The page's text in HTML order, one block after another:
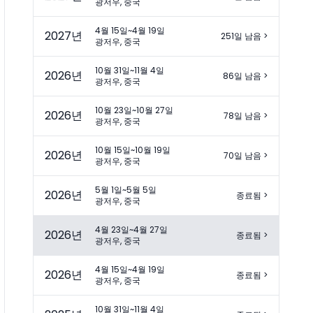
2027년
4월 15일~4월 19일
광저우, 중국
251일 남음 >
2026년
10월 31일~11월 4일
광저우, 중국
86일 남음 >
2026년
10월 23일~10월 27일
광저우, 중국
78일 남음 >
2026년
10월 15일~10월 19일
광저우, 중국
70일 남음 >
2026년
5월 1일~5월 5일
광저우, 중국
종료됨 >
2026년
4월 23일~4월 27일
광저우, 중국
종료됨 >
2026년
4월 15일~4월 19일
광저우, 중국
종료됨 >
10월 31일~11월 4일